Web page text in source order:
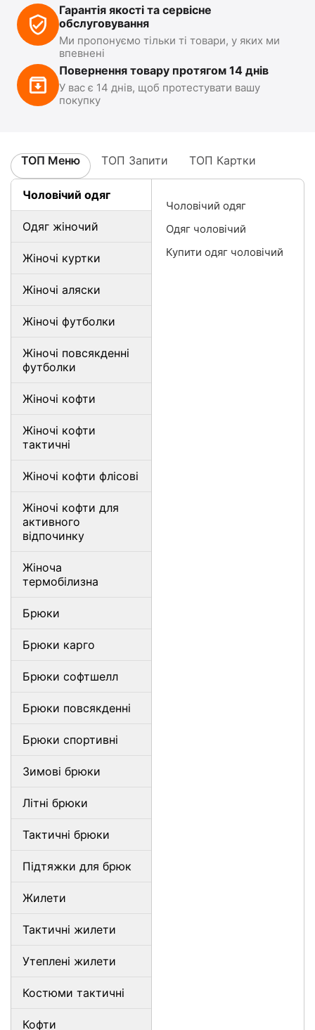
Гарантія якості та сервісне
обслуговування
Ми пропонуємо тільки ті товари, у яких ми
впевнені
Повернення товару протягом 14 днів
У вас є 14 днів, щоб протестувати вашу
покупку
ТОП Меню ТОП Запити ТОП Картки
Чоловічий одяг
Одяг жіночий
Жіночі куртки
Жіночі аляски
Жіночі футболки
Жіночі повсякденні
футболки
Жіночі кофти
Жіночі кофти
тактичні
Жіночі кофти флісові
Жіночі кофти для
активного
відпочинку
Жіноча
термобілизна
Брюки
Брюки карго
Брюки софтшелл
Брюки повсякденні
Брюки спортивні
Зимові брюки
Літні брюки
Тактичні брюки
Підтяжки для брюк
Жилети
Тактичні жилети
Утеплені жилети
Костюми тактичні
Кофти
Чоловічий одяг
Одяг чоловічий
Купити одяг чоловічий